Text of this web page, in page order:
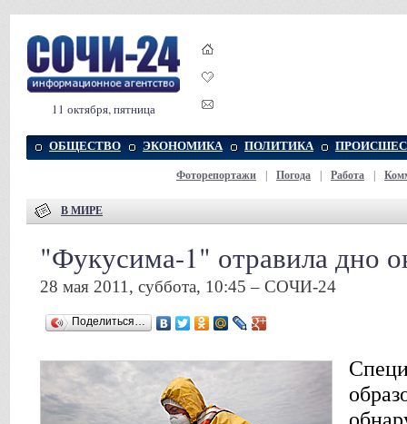
11 октября, пятница
ОБЩЕСТВО ЭКОНОМИКА ПОЛИТИКА
Фоторепортажи Погода Работа
В МИРЕ
"Фукусима-1" отравила дно
28 мая 2011, суббота, 10:45 – СОЧИ-24
Поделиться…